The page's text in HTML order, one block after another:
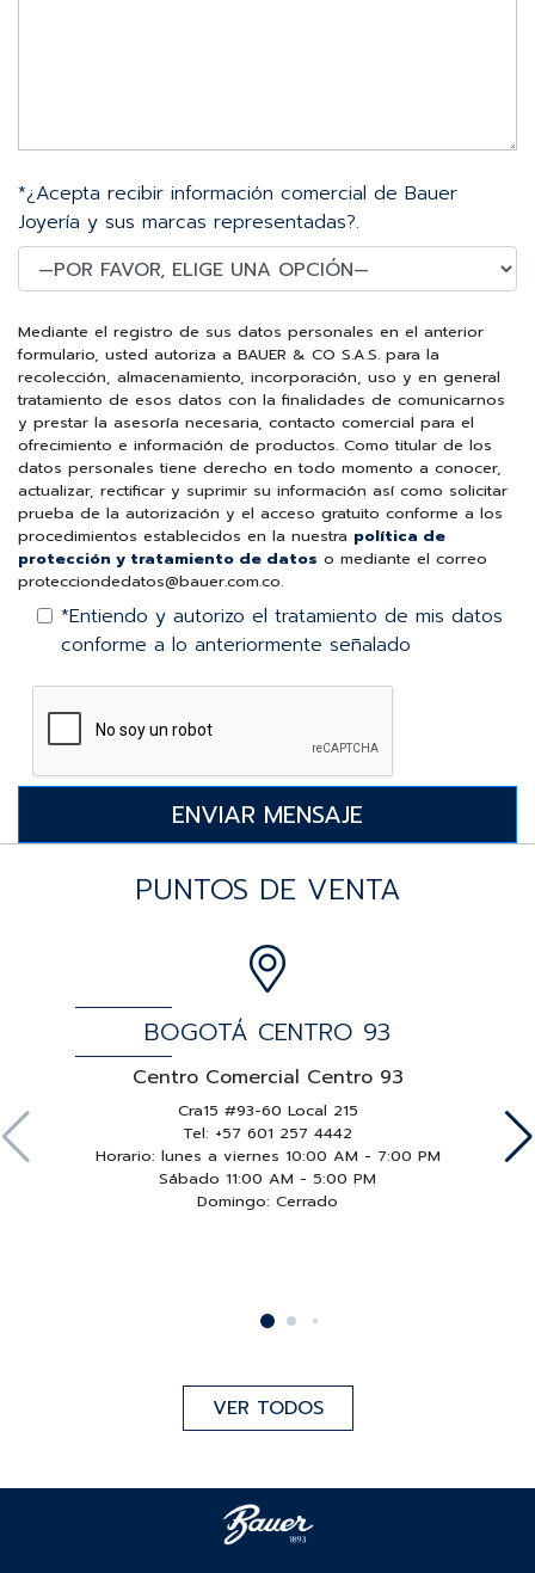
*¿Acepta recibir información comercial de Bauer
Joyería y sus marcas representadas?.
Mediante el registro de sus datos personales en el anterior
formulario, usted autoriza a BAUER & CO S.A.S. para la
recolección, almacenamiento, incorporación, uso y en general
tratamiento de esos datos con la finalidades de comunicarnos
y prestar la asesoría necesaria, contacto comercial para el
ofrecimiento e información de productos. Como titular de los
datos personales tiene derecho en todo momento a conocer,
actualizar, rectificar y suprimir su información así como solicitar
prueba de la autorización y el acceso gratuito conforme a los
procedimientos establecidos en la nuestra política de
protección y tratamiento de datos o mediante el correo
protecciondedatos@bauer.com.co.
*Entiendo y autorizo el tratamiento de mis datos
conforme a lo anteriormente señalado
PUNTOS DE VENTA
BOGOTÁ CENTRO 93
Centro Comercial Centro 93
Cra15 #93-60 Local 215
Tel: +57 601 257 4442
Horario: lunes a viernes 10:00 AM - 7:00 PM
Sábado 11:00 AM - 5:00 PM
Domingo: Cerrado
VER TODOS